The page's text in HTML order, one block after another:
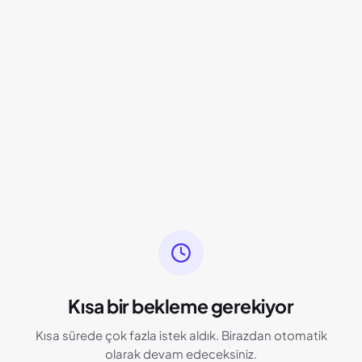
Kısa bir bekleme gerekiyor
Kısa sürede çok fazla istek aldık. Birazdan otomatik
olarak devam edeceksiniz.